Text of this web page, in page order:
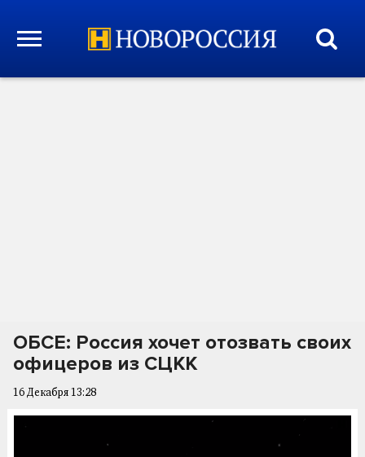
ОБСЕ: Россия хочет отозвать своих
офицеров из СЦКК
16 Декабря 13:28